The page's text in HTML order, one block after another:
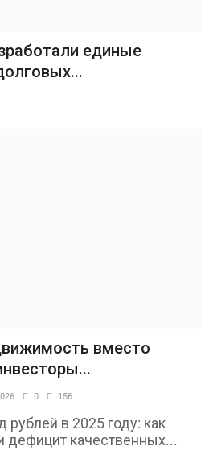
единые
вместо
0 156
в 2025 году: как
дефицит качественных...